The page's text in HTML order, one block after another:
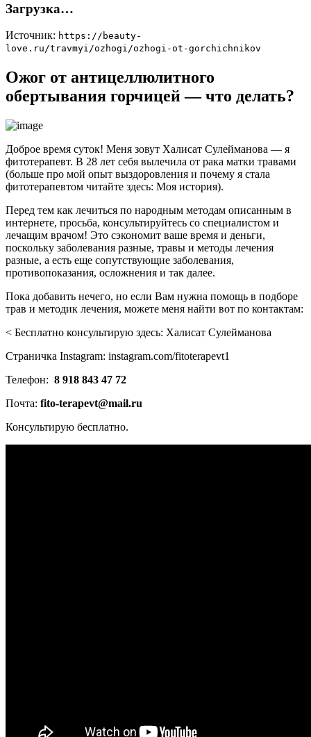
Загрузка…
Источник: https://beauty-
love.ru/travmyi/ozhogi/ozhogi-ot-gorchichnikov
Ожог от антицеллюлитного
обертывания горчицей — что делать?
Доброе время суток! Меня зовут Халисат Сулейманова — я
фитотерапевт. В 28 лет себя вылечила от рака матки травами
(больше про мой опыт выздоровления и почему я стала
фитотерапевтом читайте здесь: Моя история).
Перед тем как лечиться по народным методам описанным в
интернете, просьба, консультируйтесь со специалистом и
лечащим врачом! Это сэкономит ваше время и деньги,
поскольку заболевания разные, травы и методы лечения
разные, а есть еще сопутствующие заболевания,
противопоказания, осложнения и так далее.
Пока добавить нечего, но если Вам нужна помощь в подборе
трав и методик лечения, можете меня найти вот по контактам:
< Беcплатно консультирую здесь: Халисат Сулейманова
Страничка Instagram: instagram.com/fitoterapevt1
Телефон: 8 918 843 47 72
Почта: fito-terapevt@mail.ru
Консультирую бесплатно.